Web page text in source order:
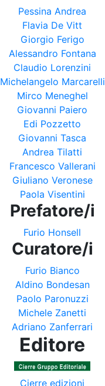
Pessina Andrea
Flavia De Vitt
Giorgio Ferigo
Alessandro Fontana
Claudio Lorenzini
Michelangelo Marcarelli
Mirco Meneghel
Giovanni Paiero
Edi Pozzetto
Giovanni Tasca
Andrea Tilatti
Francesco Vallerani
Giuliano Veronese
Paola Visentini
Prefatore/i
Furio Honsell
Curatore/i
Furio Bianco
Aldino Bondesan
Paolo Paronuzzi
Michele Zanetti
Adriano Zanferrari
Editore
Cierre edizioni